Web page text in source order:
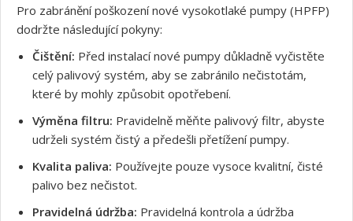
Pro zabránění poškození nové vysokotlaké pumpy (HPFP)
dodržte následující pokyny:
Čištění: Před instalací nové pumpy důkladně vyčistěte
celý palivový systém, aby se zabránilo nečistotám,
které by mohly způsobit opotřebení.
Výměna filtru: Pravidelně měňte palivový filtr, abyste
udrželi systém čistý a předešli přetížení pumpy.
Kvalita paliva: Používejte pouze vysoce kvalitní, čisté
palivo bez nečistot.
Pravidelná údržba: Pravidelná kontrola a údržba
Souhlasím s GDPR